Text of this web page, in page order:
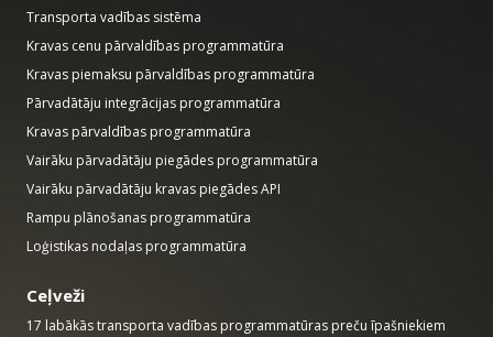
Transporta vadības sistēma
Kravas cenu pārvaldības programmatūra
Kravas piemaksu pārvaldības programmatūra
Pārvadātāju integrācijas programmatūra
Kravas pārvaldības programmatūra
Vairāku pārvadātāju piegādes programmatūra
Vairāku pārvadātāju kravas piegādes API
Rampu plānošanas programmatūra
Loģistikas nodaļas programmatūra
Ceļveži
17 labākās transporta vadības programmatūras preču īpašniekiem